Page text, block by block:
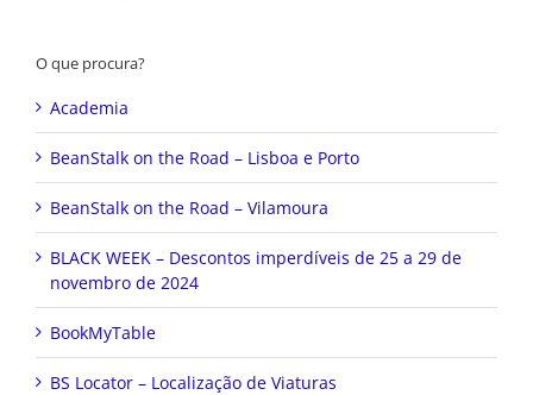
O que procura?
Academia
BeanStalk on the Road – Lisboa e Porto
BeanStalk on the Road – Vilamoura
BLACK WEEK – Descontos imperdíveis de 25 a 29 de
novembro de 2024
BookMyTable
BS Locator – Localização de Viaturas